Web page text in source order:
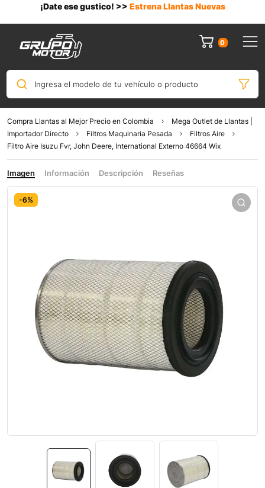
¡Date ese gustico! >> Estrena Llantas Nuevas
0
Ingresa el modelo de tu vehículo o producto
Compra Llantas al Mejor Precio en Colombia
Mega Outlet de Llantas |
Importador Directo
Filtros Maquinaria Pesada
Filtros Aire
Filtro Aire Isuzu Fvr, John Deere, International Externo 46664 Wix
Imagen Información Descripción Reseñas
-6%